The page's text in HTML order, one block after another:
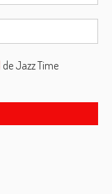
de Jazz Time